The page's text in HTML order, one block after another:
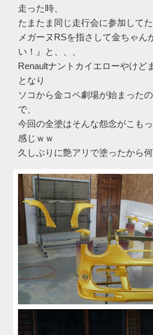
走った時、
たまたま同じ走行会に参加して
メガーヌRSを指さして金ちゃん
い！』と、、、
Renaultナントカイエローやけど
となり
ソコから金コペ劇場が始まった
で、
今回の全塗はそんな怨念がこも
感じｗｗ
久しぶりに艶アリで塗ったから